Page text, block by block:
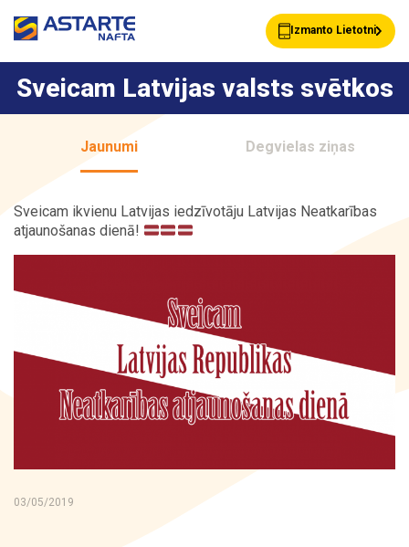
Izmanto Lietotni
Akcijas Jaunumi
Vairumtirdzniecība Par ASTARTE
Sveicam Latvijas valsts svētkos
Jaunumi Degvielas ziņas
Sveicam ikvienu Latvijas iedzīvotāju Latvijas Neatkarības
atjaunošanas dienā!
03/05/2019